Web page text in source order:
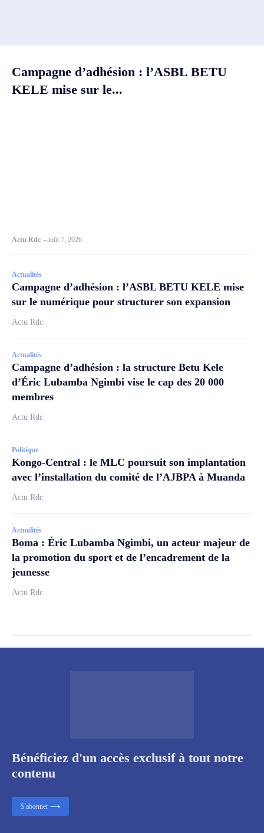
Campagne d’adhésion : l’ASBL BETU
KELE mise sur le...
Actu Rdc -août 7, 2026
Actualités
Campagne d’adhésion : l’ASBL BETU KELE mise
sur le numérique pour structurer son expansion
Actu Rdc
Actualités
Campagne d’adhésion : la structure Betu Kele
d’Éric Lubamba Ngimbi vise le cap des 20 000
membres
Actu Rdc
Politique
Kongo-Central : le MLC poursuit son implantation
avec l’installation du comité de l’AJBPA à Muanda
Actu Rdc
Actualités
Boma : Éric Lubamba Ngimbi, un acteur majeur de
la promotion du sport et de l’encadrement de la
jeunesse
Actu Rdc
Bénéficiez d'un accès exclusif à tout notre
contenu
S'abonner ⟶